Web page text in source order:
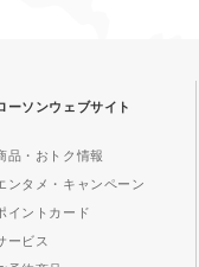
ーソンウェブサイト
品・おトク情報
ンタメ・キャンペーン
イントカード
ービス